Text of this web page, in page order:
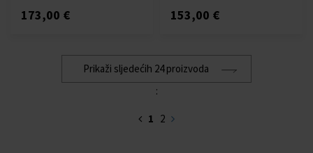
173,00 € 153,00 €
Prikaži sljedećih 24 proizvoda
:
1 2